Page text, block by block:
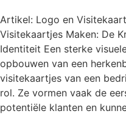
Artikel: Logo en
Visitekaartjes Maken: De
Identiteit Een sterke
opbouwen van een
visitekaartjes van een
rol. Ze vormen vaak de
potentiële klanten en